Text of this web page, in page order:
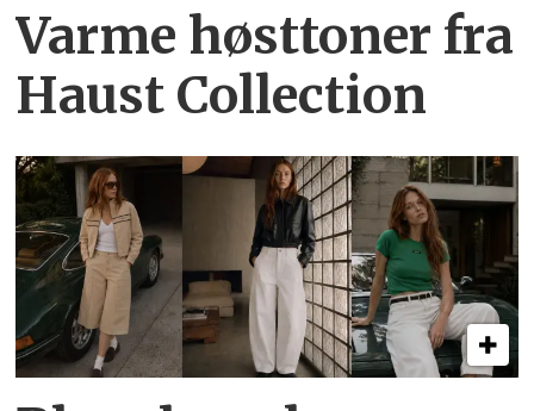
Varme høsttoner fra
Haust Collection